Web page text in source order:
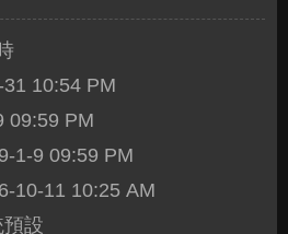
10:54 PM
09:59 PM
1-9 09:59 PM
10-11 10:25 AM
設